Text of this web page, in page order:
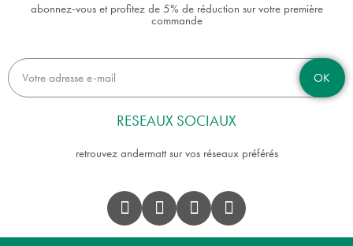
abonnez-vous et profitez de 5% de réduction sur votre première
commande
OK
RESEAUX SOCIAUX
retrouvez andermatt sur vos réseaux préférés